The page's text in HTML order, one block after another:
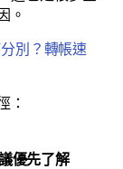
。
別？轉帳速
：
優先了解